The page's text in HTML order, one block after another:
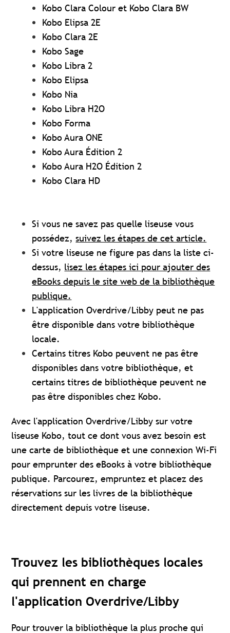
Kobo Clara Colour et Kobo Clara BW
Kobo Elipsa 2E
Kobo Clara 2E
Kobo Sage
Kobo Libra 2
Kobo Elipsa
Kobo Nia
Kobo Libra H2O
Kobo Forma
Kobo Aura ONE
Kobo Aura Édition 2
Kobo Aura H2O Édition 2
Kobo Clara HD
Si vous ne savez pas quelle liseuse vous
possédez,suivez les étapes de cet article.
Si votre liseuse ne figure pas dans la liste ci-
dessus, lisez les étapes ici pour ajouter des
eBooks depuis le site web de la bibliothèque
publique.
L'application Overdrive/Libby peut ne pas
être disponible dans votre bibliothèque
locale.
Certains titres Kobo peuvent ne pas être
disponibles dans votre bibliothèque, et
certains titres de bibliothèque peuvent ne
pas être disponibles chez Kobo.
Avec l'application Overdrive/Libby sur votre
liseuse Kobo, tout ce dont vous avez besoin est
une carte de bibliothèque et une connexion Wi-Fi
pour emprunter des eBooks à votre bibliothèque
publique. Parcourez, empruntez et placez des
réservations sur les livres de la bibliothèque
directement depuis votre liseuse.
Trouvez les bibliothèques locales
qui prennent en charge
l'application Overdrive/Libby
Pour trouver la bibliothèque la plus proche qui